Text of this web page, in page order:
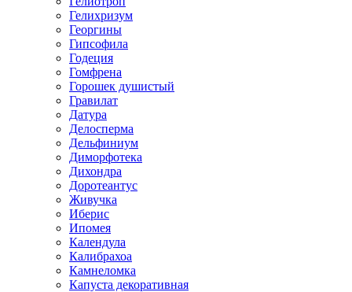
Гелихризум
Георгины
Гипсофила
Годеция
Гомфрена
Горошек душистый
Гравилат
Датура
Делосперма
Дельфиниум
Диморфотека
Дихондра
Доротеантус
Живучка
Иберис
Ипомея
Календула
Калибрахоа
Камнеломка
Капуста декоративная